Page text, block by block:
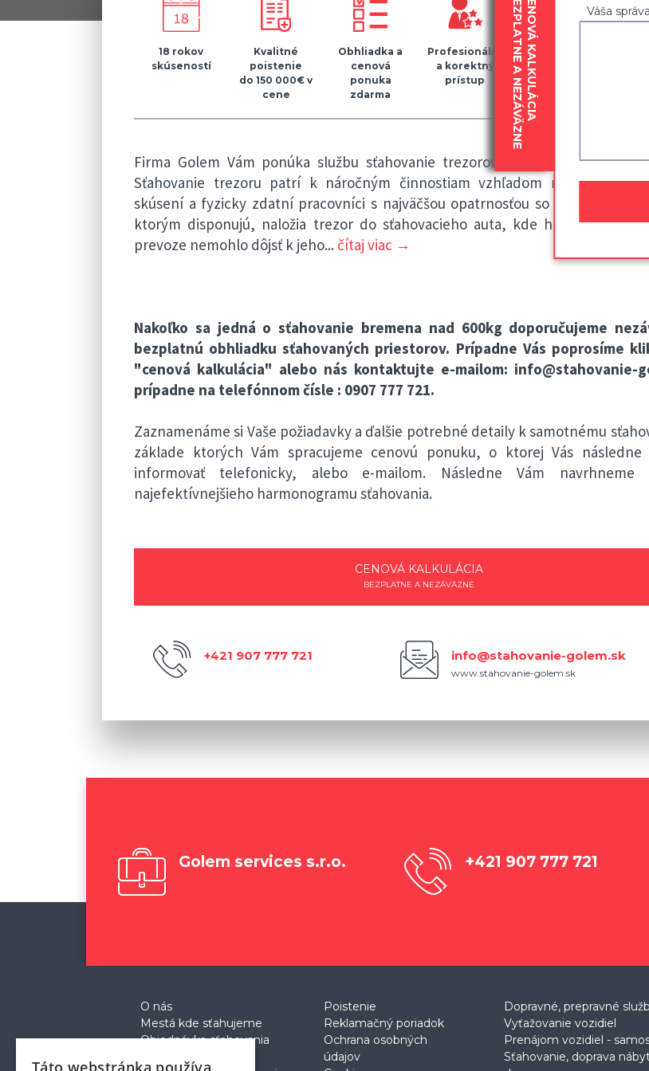
18 rokov
skúseností
Kvalitné
poistenie
do 150 000€ v
cene
Obhliadka a
cenová
ponuka
zdarma
Profesionálny
a korektný
prístup
Firma Golem Vám ponúka službu sťahovanie trezorov, s ktorou má
Sťahovanie trezoru patrí k náročným činnostiam vzhľadom na ich
skúsení a fyzicky zdatní pracovníci s najväčšou opatrnosťou so špeciálnym
ktorým disponujú, naložia trezor do sťahovacieho auta, kde ho upevnia
prevoze nemohlo dôjsť k jeho... čítaj viac →
Nakoľko sa jedná o sťahovanie bremena nad 600kg doporučujeme
bezplatnú obhliadku sťahovaných priestorov. Prípadne Vás poprosíme
"cenová kalkulácia" alebo nás kontaktujte e-mailom: info@stahovanie-
prípadne na telefónnom čísle : 0907 777 721.
Zaznamenáme si Vaše požiadavky a ďalšie potrebné detaily k samotnému
základe ktorých Vám spracujeme cenovú ponuku, o ktorej Vás následne
informovať telefonicky, alebo e-mailom. Následne Vám navrhneme
najefektívnejšieho harmonogramu sťahovania.
CENOVÁ KALKULÁCIA
BEZPLATNE A NEZÁVÄZNE
+421 907 777 721 info@stahovanie-golem.sk
www.stahovanie-golem.sk
Golem services s.r.o. +421 907 777 721
O nás
Mestá kde sťahujeme
Objednávka sťahovania
Poistenie
Reklamačný poriadok
Ochrana osobných
údajov
Dopravné, prepravné
Vyťažovanie vozidiel
Prenájom vozidiel -
Sťahovanie, doprava
Váša
BEZPLATNE A NEZÁVÄZNECENOVÁ KALKULÁCIA
Táto webstránka používa